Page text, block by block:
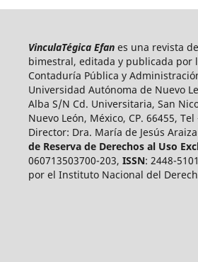
VinculaTégica Efanes una revista
bimestral, editada y publicada por
Contaduría Pública y
Universidad Autónoma de Nuevo
Alba S/N Cd. Universitaria, San
Nuevo León, México, CP. 66455,
Director: Dra. María de Jesús
de Reserva de Derechos al Uso
060713503700-203, ISSN: 2448-
por el Instituto Nacional del